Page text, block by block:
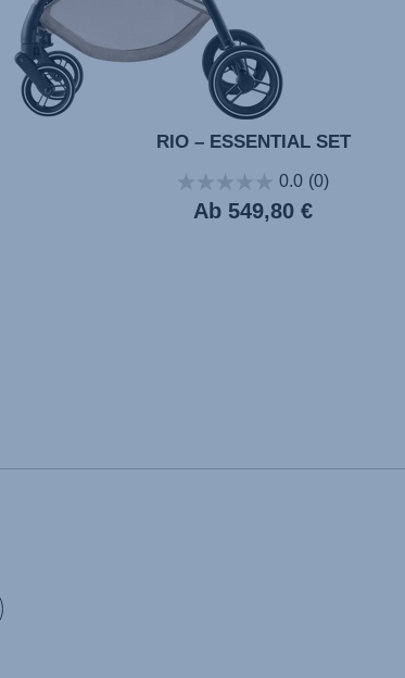
RIO – ESSENTIAL SET
0.0 (0)
Ab 549,80 €